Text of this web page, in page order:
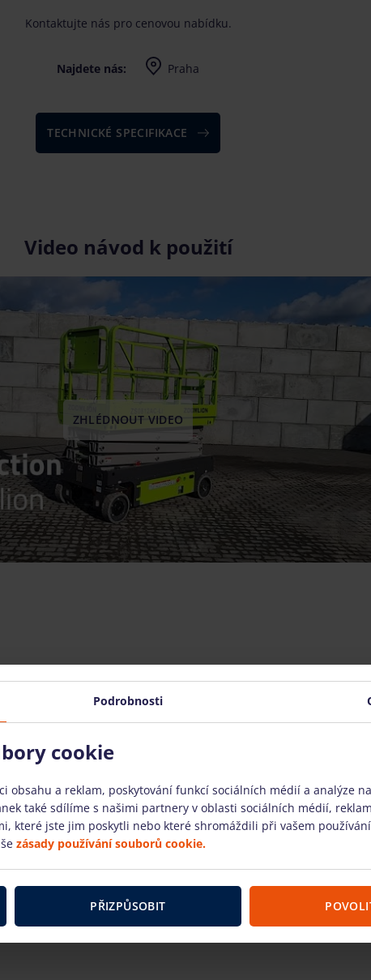
Kontaktujte nás pro cenovou nabídku.
Najdete nás: Praha
TECHNICKÉ SPECIFIKACE
Video návod k použití
ZHLÉDNOUT VIDEO
plošina
m)
Elektrická nůžková plošina
Genie GS2632 (9.96 m)
MÁM DOTAZ
Podrobnosti
cookie
obsahu a reklam, poskytování funkcí sociálních médií a analýze
také sdílíme s našimi partnery v oblasti sociálních médií,
které jste jim poskytli nebo které shromáždili při vašem
zásady používání souborů cookie.
PŘIZPŮSOBIT